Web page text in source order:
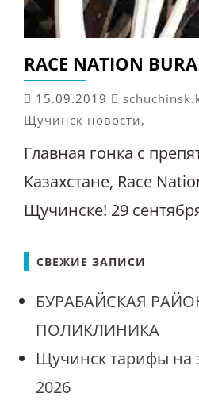
RACE NATION
15.09.2019
Щучинск новости,
Главная гонка с
Казахстане, Race
Щучинске! 29
СВЕЖИЕ ЗАПИСИ
БУРАБАЙСКАЯ
ПОЛИКЛИНИКА
Щучинск тарифы на
2026